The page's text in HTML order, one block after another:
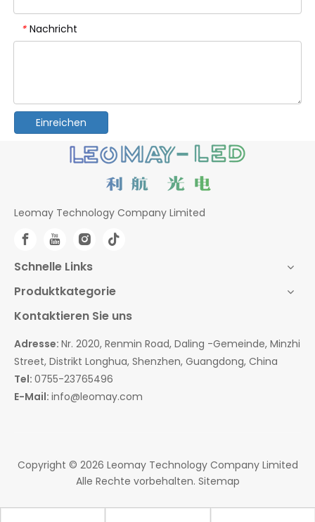
* Nachricht
Einreichen
Leomay Technology Company Limited
Schnelle Links
Produktkategorie
Kontaktieren Sie uns
Adresse: Nr. 2020, Renmin Road, Daling -Gemeinde, Minzhi
Street, Distrikt Longhua, Shenzhen, Guangdong, China
Tel: 0755-23765496
E-Mail: info@leomay.com
Copyright © 2026 Leomay Technology Company Limited
Alle Rechte vorbehalten. Sitemap